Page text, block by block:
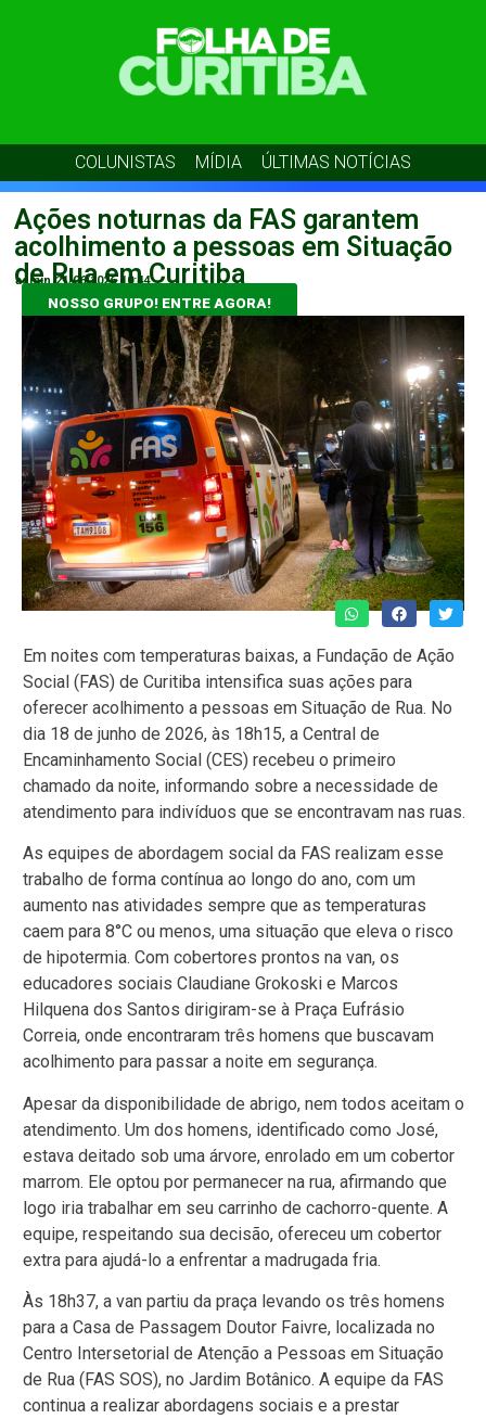
COLUNISTAS MÍDIA ÚLTIMAS NOTÍCIAS
Ações noturnas da FAS garantem
acolhimento a pessoas em Situação
de Rua em Curitiba
admin 21/06/2026 10:44
NOSSO GRUPO! ENTRE AGORA!
Em noites com temperaturas baixas, a Fundação de Ação
Social (FAS) de Curitiba intensifica suas ações para
oferecer acolhimento a pessoas em Situação de Rua. No
dia 18 de junho de 2026, às 18h15, a Central de
Encaminhamento Social (CES) recebeu o primeiro
chamado da noite, informando sobre a necessidade de
atendimento para indivíduos que se encontravam nas ruas.
As equipes de abordagem social da FAS realizam esse
trabalho de forma contínua ao longo do ano, com um
aumento nas atividades sempre que as temperaturas
caem para 8°C ou menos, uma situação que eleva o risco
de hipotermia. Com cobertores prontos na van, os
educadores sociais Claudiane Grokoski e Marcos
Hilquena dos Santos dirigiram-se à Praça Eufrásio
Correia, onde encontraram três homens que buscavam
acolhimento para passar a noite em segurança.
Apesar da disponibilidade de abrigo, nem todos aceitam o
atendimento. Um dos homens, identificado como José,
estava deitado sob uma árvore, enrolado em um cobertor
marrom. Ele optou por permanecer na rua, afirmando que
logo iria trabalhar em seu carrinho de cachorro-quente. A
equipe, respeitando sua decisão, ofereceu um cobertor
extra para ajudá-lo a enfrentar a madrugada fria.
Às 18h37, a van partiu da praça levando os três homens
para a Casa de Passagem Doutor Faivre, localizada no
Centro Intersetorial de Atenção a Pessoas em Situação
de Rua (FAS SOS), no Jardim Botânico. A equipe da FAS
continua a realizar abordagens sociais e a prestar